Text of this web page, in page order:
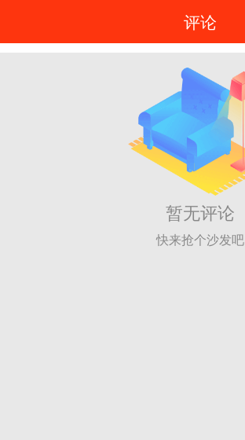
评论
暂无评论
快来抢个沙发吧